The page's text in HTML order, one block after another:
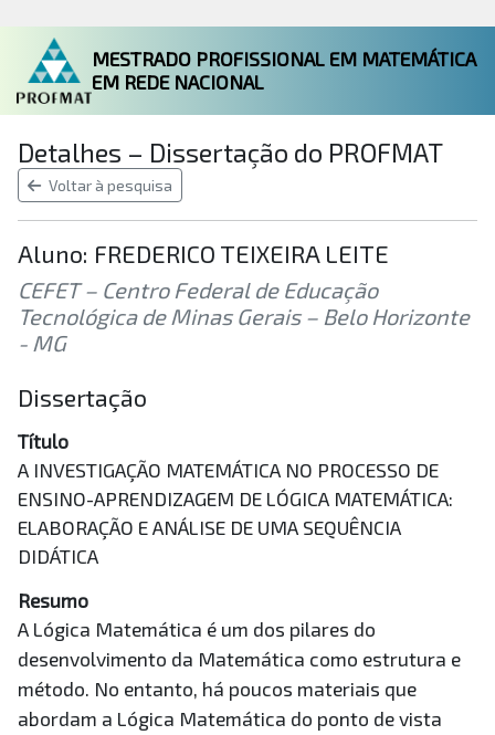
MESTRADO PROFISSIONAL EM MATEMÁTICA
EM REDE NACIONAL
Detalhes – Dissertação do PROFMAT
Voltar à pesquisa
Aluno: FREDERICO TEIXEIRA LEITE
CEFET – Centro Federal de Educação
Tecnológica de Minas Gerais – Belo Horizonte
- MG
Dissertação
Título
A INVESTIGAÇÃO MATEMÁTICA NO PROCESSO DE
ENSINO-APRENDIZAGEM DE LÓGICA MATEMÁTICA:
ELABORAÇÃO E ANÁLISE DE UMA SEQUÊNCIA
DIDÁTICA
Resumo
A Lógica Matemática é um dos pilares do
desenvolvimento da Matemática como estrutura e
método. No entanto, há poucos materiais que
abordam a Lógica Matemática do ponto de vista